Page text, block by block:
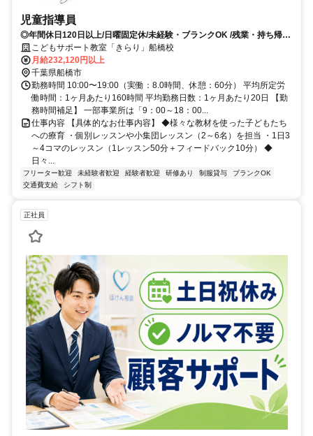
児童指導員
◎年間休日120日以上/日曜固定休/未経験・ブランクOK /残業・持ち帰り
仕事ナシ◇充実した研修であなたのスキルアップをしっかりサポートし
ます
こどもサポート教室「きらり」船橋校
月給232,120円以上
千葉県船橋市
勤務時間 10:00〜19:00（実働：8.0時間、休憩：60分） 平均所定労
働時間：1ヶ月あたり160時間 平均勤務日数：1ヶ月あたり20日 【勤
務時間補足】 一部事業所は「9：00～18：00...
仕事内容 【具体的なお仕事内容】 ◆様々な教材を使った子どもたち
への療育 ・個別レッスンや小集団レッスン（2～6名）を担当 ・1日3
～4コマのレッスン（1レッスン50分＋フィードバック10分） ◆
日々...
フリーター歓迎 未経験者歓迎 経験者歓迎 研修あり 制服貸与
ブランクOK
交通費支給
シフト制
正社員